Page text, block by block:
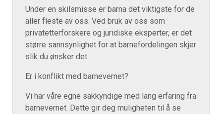
Under en skilsmisse er barna det viktigste for de
aller fleste av oss. Ved bruk av oss som
privatetterforskere og juridiske eksperter, er det
større sannsynlighet for at barnefordelingen skjer
slik du ønsker det.
Er i konflikt med barnevernet?
Vi har våre egne sakkyndige med lang erfaring fra
barnevernet. Dette gir deg muligheten til å se